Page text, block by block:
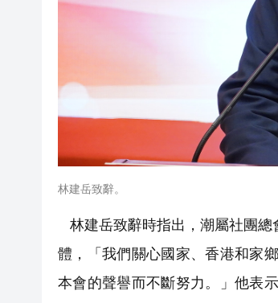
林建岳致辭。
林建岳致辭時指出，潮屬社團總
體，「我們關心國家、香港和家
本會的聲譽而不斷努力。」他表